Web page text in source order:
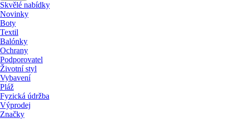
Skvělé nabídky
Novinky
Boty
Textil
Balónky
Ochrany
Podporovatel
Životní styl
Vybavení
Pláž
Fyzická údržba
Výprodej
Značky